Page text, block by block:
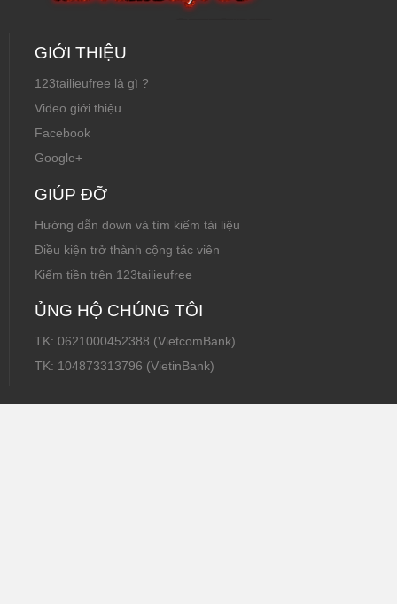
GIỚI THIỆU
123tailieufree là gì ?
Video giới thiệu
Facebook
Google+
GIÚP ĐỠ
Hướng dẫn down và tìm kiếm tài liệu
Điều kiện trở thành cộng tác viên
Kiếm tiền trên 123tailieufree
ỦNG HỘ CHÚNG TÔI
TK: 0621000452388 (VietcomBank)
TK: 104873313796 (VietinBank)